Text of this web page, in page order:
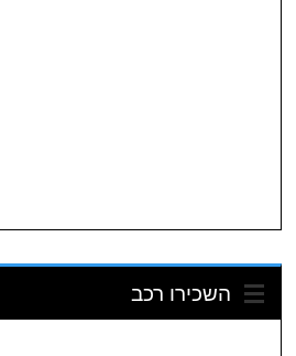
השכירו רכב